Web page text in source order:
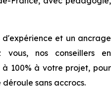
d'expérience et un ancrage
nos conseillers en
100% à votre projet, pour
sans accrocs.